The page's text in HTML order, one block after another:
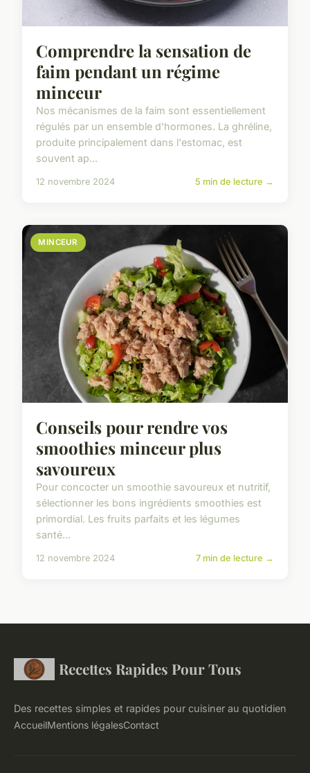
Comprendre la sensation de
faim pendant un régime
minceur
Nos mécanismes de la faim sont essentiellement
régulés par un ensemble d'hormones. La ghréline,
produite principalement dans l'estomac, est
souvent ap...
12 novembre 2024 5 min de lecture →
MINCEUR
Conseils pour rendre vos
smoothies minceur plus
savoureux
Pour concocter un smoothie savoureux et nutritif,
sélectionner les bons ingrédients smoothies est
primordial. Les fruits parfaits et les légumes
santé...
12 novembre 2024 7 min de lecture →
Recettes Rapides Pour Tous
Des recettes simples et rapides pour cuisiner au quotidien
AccueilMentions légalesContact